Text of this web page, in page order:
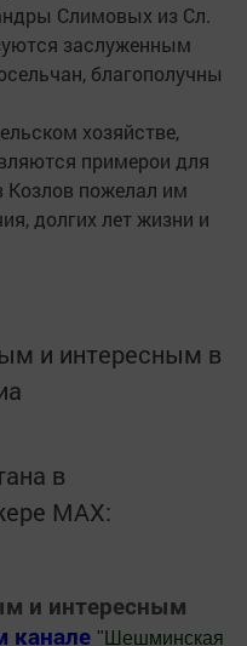
Слимовых из Сл.
заслуженным
благополучны
хозяйстве,
примерои для
Козлов пожелал им
долгих лет жизни и
и интересным в
в
MАХ:
и интересным
канале " Шешминская